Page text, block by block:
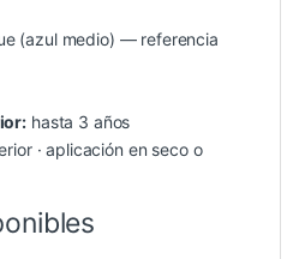
(azul medio) — referencia
hasta 3 años
· aplicación en seco o